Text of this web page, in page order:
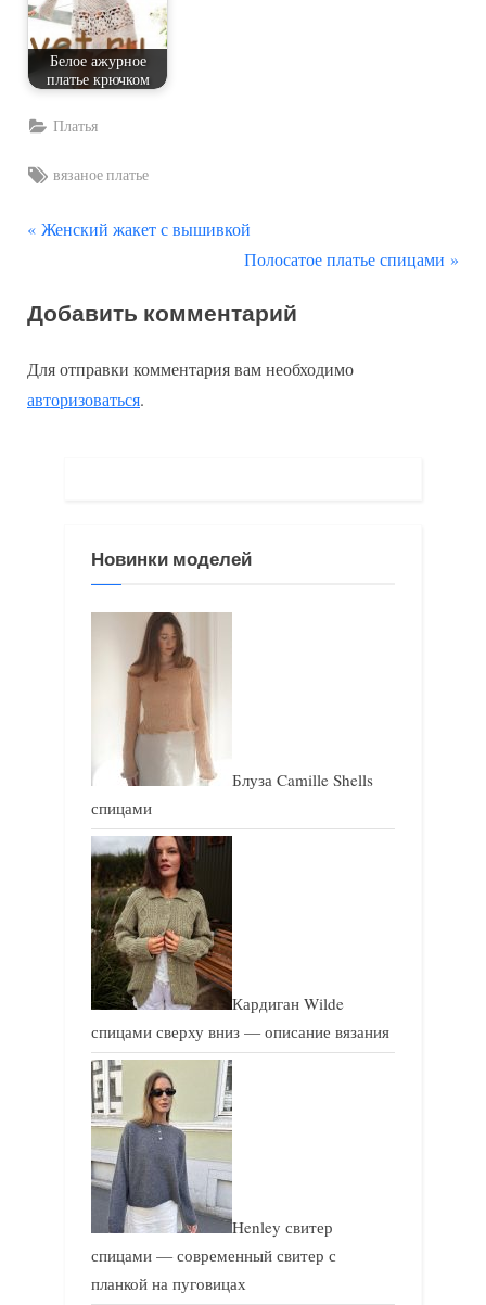
Белое ажурное
платье крючком
Платья
Tags:
вязаное платье
Навигация
записям
П
д
д
у
Женский жакет с вышивкой
С
е
у
а
Полосатое платье спицами
Добавить комментарий
Для отправки комментария вам необходимо
авторизоваться.
Новинки моделей
Блуза Camille Shells
спицами
Кардиган Wilde
спицами сверху вниз — описание вязания
Henley свитер
спицами — современный свитер с
планкой на пуговицах